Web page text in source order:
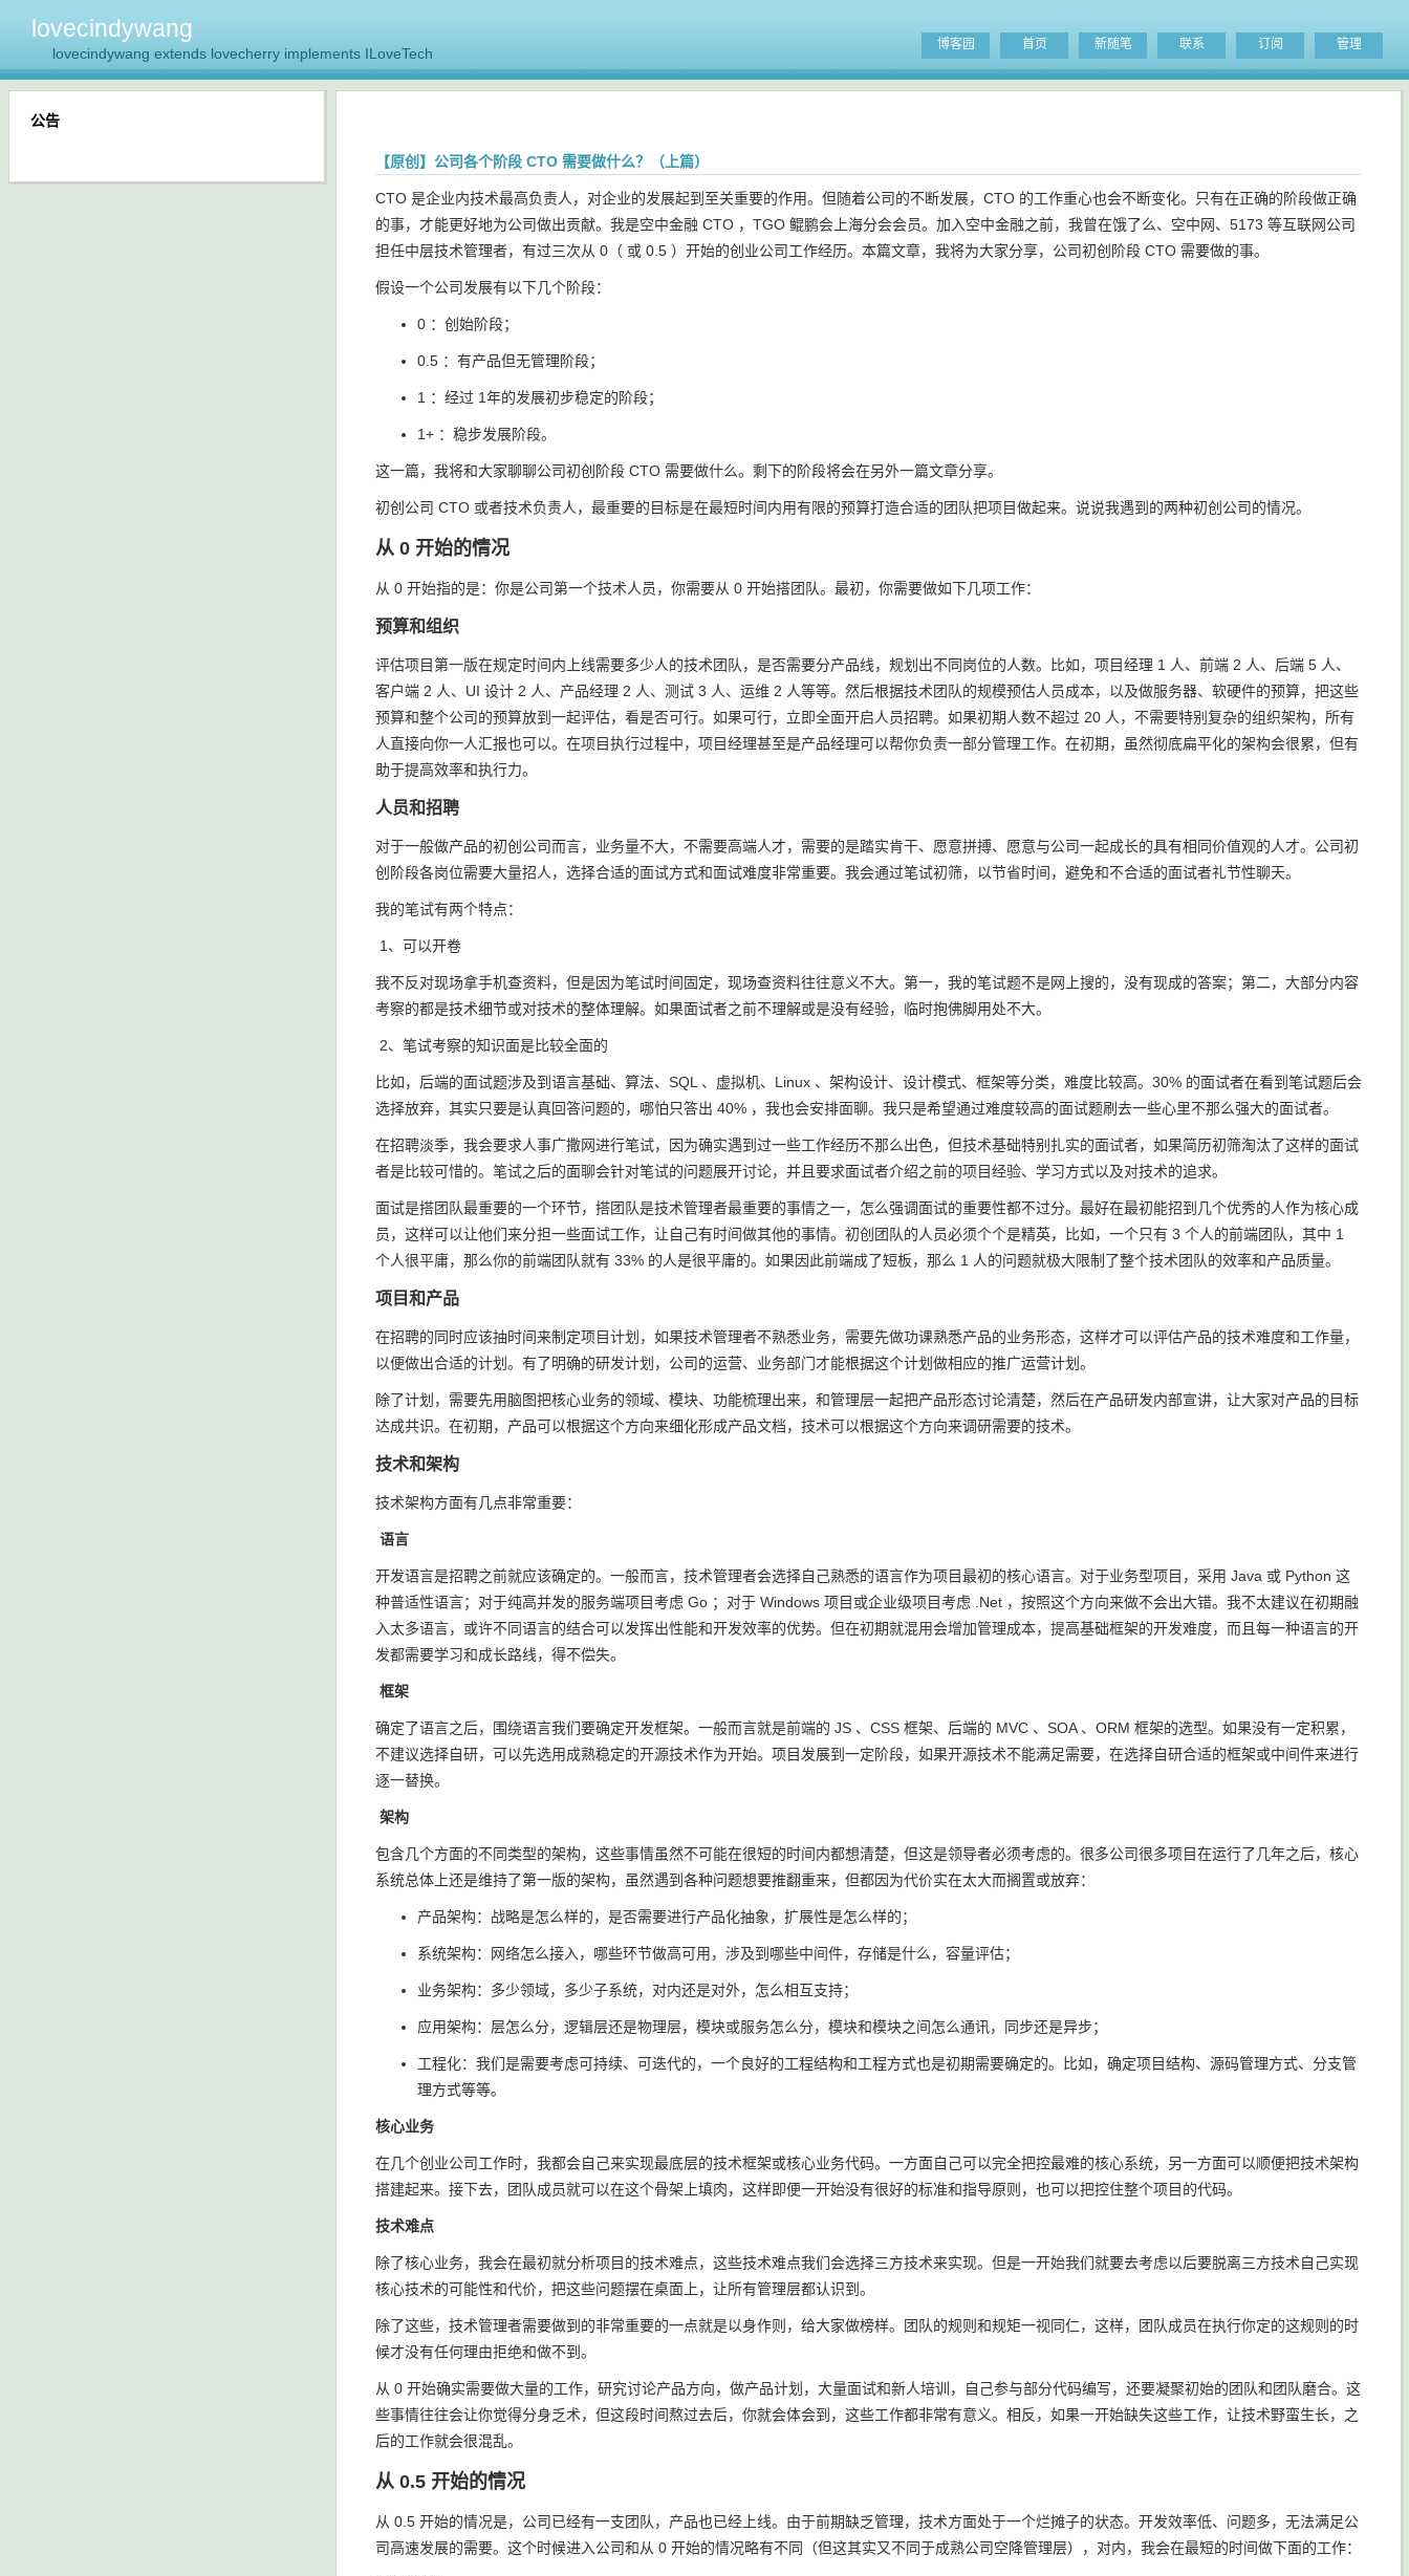
lovecindywang
lovecindywang extends lovecherry implements ILoveTech
博客园 首页 新随笔 联系 订阅 管理
【原创】公司各个阶段 CTO 需要做什么？（上篇）
CTO 是企业内技术最高负责人，对企业的发展起到至关重要的作用。但随着公司的不断发展，CTO 的工作重心也会不断变化。只有在正确的阶段做正确
的事，才能更好地为公司做出贡献。我是空中金融 CTO ，TGO 鲲鹏会上海分会会员。加入空中金融之前，我曾在饿了么、空中网、5173 等互联网公司
担任中层技术管理者，有过三次从 0（ 或 0.5 ）开始的创业公司工作经历。本篇文章，我将为大家分享，公司初创阶段 CTO 需要做的事。
假设一个公司发展有以下几个阶段：
0 ：创始阶段；
0.5 ：有产品但无管理阶段；
1 ：经过 1年的发展初步稳定的阶段；
1+ ：稳步发展阶段。
这一篇，我将和大家聊聊公司初创阶段 CTO 需要做什么。剩下的阶段将会在另外一篇文章分享。
初创公司 CTO 或者技术负责人，最重要的目标是在最短时间内用有限的预算打造合适的团队把项目做起来。说说我遇到的两种初创公司的情况。
从 0 开始的情况
从 0 开始指的是：你是公司第一个技术人员，你需要从 0 开始搭团队。最初，你需要做如下几项工作：
预算和组织
评估项目第一版在规定时间内上线需要多少人的技术团队，是否需要分产品线，规划出不同岗位的人数。比如，项目经理 1 人、前端 2 人、后端 5 人、
客户端 2 人、UI 设计 2 人、产品经理 2 人、测试 3 人、运维 2 人等等。然后根据技术团队的规模预估人员成本，以及做服务器、软硬件的预算，把这些
预算和整个公司的预算放到一起评估，看是否可行。如果可行，立即全面开启人员招聘。如果初期人数不超过 20 人，不需要特别复杂的组织架构，所有
人直接向你一人汇报也可以。在项目执行过程中，项目经理甚至是产品经理可以帮你负责一部分管理工作。在初期，虽然彻底扁平化的架构会很累，但有
助于提高效率和执行力。
人员和招聘
对于一般做产品的初创公司而言，业务量不大，不需要高端人才，需要的是踏实肯干、愿意拼搏、愿意与公司一起成长的具有相同价值观的人才。公司初
创阶段各岗位需要大量招人，选择合适的面试方式和面试难度非常重要。我会通过笔试初筛，以节省时间，避免和不合适的面试者礼节性聊天。
我的笔试有两个特点：
1、可以开卷
我不反对现场拿手机查资料，但是因为笔试时间固定，现场查资料往往意义不大。第一，我的笔试题不是网上搜的，没有现成的答案；第二，大部分内容
考察的都是技术细节或对技术的整体理解。如果面试者之前不理解或是没有经验，临时抱佛脚用处不大。
2、笔试考察的知识面是比较全面的
比如，后端的面试题涉及到语言基础、算法、SQL 、虚拟机、Linux 、架构设计、设计模式、框架等分类，难度比较高。30% 的面试者在看到笔试题后会
选择放弃，其实只要是认真回答问题的，哪怕只答出 40% ，我也会安排面聊。我只是希望通过难度较高的面试题刷去一些心里不那么强大的面试者。
在招聘淡季，我会要求人事广撒网进行笔试，因为确实遇到过一些工作经历不那么出色，但技术基础特别扎实的面试者，如果简历初筛淘汰了这样的面试
者是比较可惜的。笔试之后的面聊会针对笔试的问题展开讨论，并且要求面试者介绍之前的项目经验、学习方式以及对技术的追求。
面试是搭团队最重要的一个环节，搭团队是技术管理者最重要的事情之一，怎么强调面试的重要性都不过分。最好在最初能招到几个优秀的人作为核心成
员，这样可以让他们来分担一些面试工作，让自己有时间做其他的事情。初创团队的人员必须个个是精英，比如，一个只有 3 个人的前端团队，其中 1
个人很平庸，那么你的前端团队就有 33% 的人是很平庸的。如果因此前端成了短板，那么 1 人的问题就极大限制了整个技术团队的效率和产品质量。
项目和产品
在招聘的同时应该抽时间来制定项目计划，如果技术管理者不熟悉业务，需要先做功课熟悉产品的业务形态，这样才可以评估产品的技术难度和工作量，
以便做出合适的计划。有了明确的研发计划，公司的运营、业务部门才能根据这个计划做相应的推广运营计划。
除了计划，需要先用脑图把核心业务的领域、模块、功能梳理出来，和管理层一起把产品形态讨论清楚，然后在产品研发内部宣讲，让大家对产品的目标
达成共识。在初期，产品可以根据这个方向来细化形成产品文档，技术可以根据这个方向来调研需要的技术。
技术和架构
技术架构方面有几点非常重要：
语言
开发语言是招聘之前就应该确定的。一般而言，技术管理者会选择自己熟悉的语言作为项目最初的核心语言。对于业务型项目，采用 Java 或 Python 这
种普适性语言；对于纯高并发的服务端项目考虑 Go ；对于 Windows 项目或企业级项目考虑 .Net ，按照这个方向来做不会出大错。我不太建议在初期融
入太多语言，或许不同语言的结合可以发挥出性能和开发效率的优势。但在初期就混用会增加管理成本，提高基础框架的开发难度，而且每一种语言的开
发都需要学习和成长路线，得不偿失。
框架
确定了语言之后，围绕语言我们要确定开发框架。一般而言就是前端的 JS 、CSS 框架、后端的 MVC 、SOA 、ORM 框架的选型。如果没有一定积累，
不建议选择自研，可以先选用成熟稳定的开源技术作为开始。项目发展到一定阶段，如果开源技术不能满足需要，在选择自研合适的框架或中间件来进行
逐一替换。
架构
包含几个方面的不同类型的架构，这些事情虽然不可能在很短的时间内都想清楚，但这是领导者必须考虑的。很多公司很多项目在运行了几年之后，核心
系统总体上还是维持了第一版的架构，虽然遇到各种问题想要推翻重来，但都因为代价实在太大而搁置或放弃：
产品架构：战略是怎么样的，是否需要进行产品化抽象，扩展性是怎么样的；
系统架构：网络怎么接入，哪些环节做高可用，涉及到哪些中间件，存储是什么，容量评估；
业务架构：多少领域，多少子系统，对内还是对外，怎么相互支持；
应用架构：层怎么分，逻辑层还是物理层，模块或服务怎么分，模块和模块之间怎么通讯，同步还是异步；
工程化：我们是需要考虑可持续、可迭代的，一个良好的工程结构和工程方式也是初期需要确定的。比如，确定项目结构、源码管理方式、分支管
理方式等等。
核心业务
在几个创业公司工作时，我都会自己来实现最底层的技术框架或核心业务代码。一方面自己可以完全把控最难的核心系统，另一方面可以顺便把技术架构
搭建起来。接下去，团队成员就可以在这个骨架上填肉，这样即便一开始没有很好的标准和指导原则，也可以把控住整个项目的代码。
技术难点
除了核心业务，我会在最初就分析项目的技术难点，这些技术难点我们会选择三方技术来实现。但是一开始我们就要去考虑以后要脱离三方技术自己实现
核心技术的可能性和代价，把这些问题摆在桌面上，让所有管理层都认识到。
除了这些，技术管理者需要做到的非常重要的一点就是以身作则，给大家做榜样。团队的规则和规矩一视同仁，这样，团队成员在执行你定的这规则的时
候才没有任何理由拒绝和做不到。
从 0 开始确实需要做大量的工作，研究讨论产品方向，做产品计划，大量面试和新人培训，自己参与部分代码编写，还要凝聚初始的团队和团队磨合。这
些事情往往会让你觉得分身乏术，但这段时间熬过去后，你就会体会到，这些工作都非常有意义。相反，如果一开始缺失这些工作，让技术野蛮生长，之
后的工作就会很混乱。
从 0.5 开始的情况
从 0.5 开始的情况是，公司已经有一支团队，产品也已经上线。由于前期缺乏管理，技术方面处于一个烂摊子的状态。开发效率低、问题多，无法满足公
司高速发展的需要。这个时候进入公司和从 0 开始的情况略有不同（但这其实又不同于成熟公司空降管理层），对内，我会在最短的时间做下面的工作：
公告